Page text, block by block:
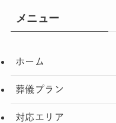
メニュー
ホーム
葬儀プラン
対応エリア